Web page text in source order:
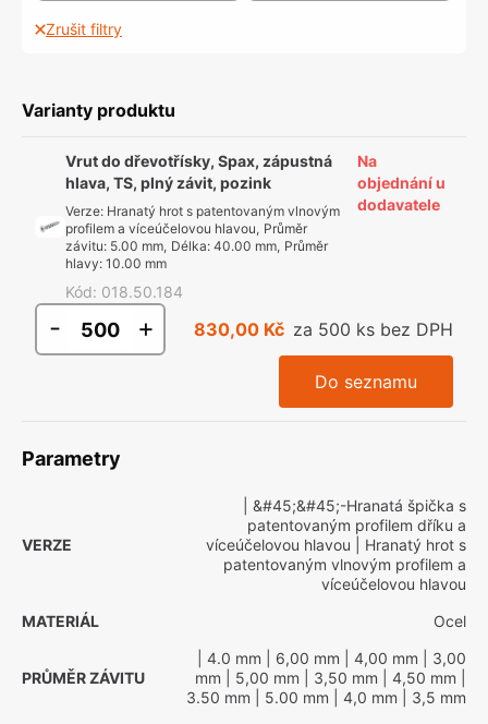
Zrušit filtry
Varianty produktu
Vrut do dřevotřísky, Spax, zápustná
hlava, TS, plný závit, pozink
Verze: Hranatý hrot s patentovaným vlnovým
profilem a víceúčelovou hlavou, Průměr
závitu: 5.00 mm, Délka:40.00 mm, Průměr
hlavy:10.00 mm
Kód: 018.50.184
Na
objednání u
dodavatele
- + 830,00 Kč za 500 ks bez DPH
Do seznamu
Parametry
VERZE
| &#45;&#45;-Hranatá špička s
patentovaným profilem dříku a
víceúčelovou hlavou | Hranatý hrot s
patentovaným vlnovým profilem a
víceúčelovou hlavou
MATERIÁL
Ocel
PRŮMĚR ZÁVITU
| 4.0 mm | 6,00 mm | 4,00 mm | 3,00
mm | 5,00 mm | 3,50 mm | 4,50 mm
3.50 mm | 5.00 mm | 4,0 mm | 3,5 mm